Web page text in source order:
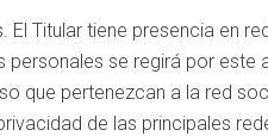
El Titular tiene presencia en
personales se regirá por
que pertenezcan a la red
de las principales